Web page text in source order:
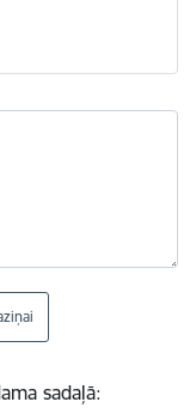
sadaļā: